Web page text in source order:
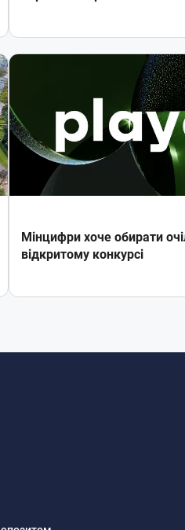
Мінцифри хоче обирати
відкритому конкурсі